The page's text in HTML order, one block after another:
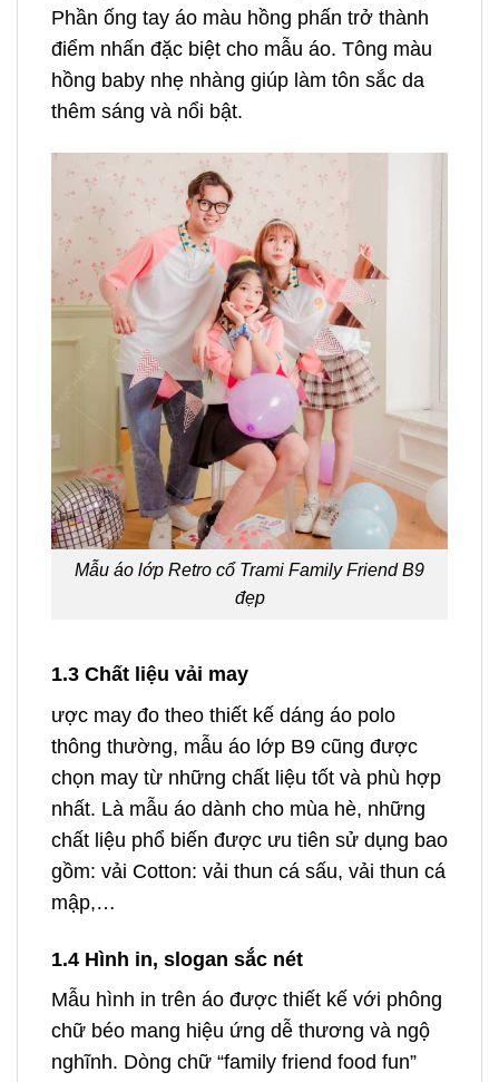
Phần ống tay áo màu hồng phấn trở thành
điểm nhấn đặc biệt cho mẫu áo. Tông màu
hồng baby nhẹ nhàng giúp làm tôn sắc da
thêm sáng và nổi bật.
Mẫu áo lớp Retro cổ Trami Family Friend B9
đẹp
1.3 Chất liệu vải may
ược may đo theo thiết kế dáng áo polo
thông thường, mẫu áo lớp B9 cũng được
chọn may từ những chất liệu tốt và phù hợp
nhất. Là mẫu áo dành cho mùa hè, những
chất liệu phổ biến được ưu tiên sử dụng bao
gồm: vải Cotton: vải thun cá sấu, vải thun cá
mập,…
1.4 Hình in, slogan sắc nét
Mẫu hình in trên áo được thiết kế với phông
chữ béo mang hiệu ứng dễ thương và ngộ
nghĩnh. Dòng chữ “family friend food fun”